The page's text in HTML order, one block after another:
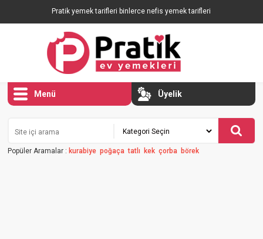
Pratik yemek tarifleri binlerce nefis yemek tarifleri
Menü Üyelik
Popüler Aramalar : kurabiye poğaça tatlı kek çorba börek